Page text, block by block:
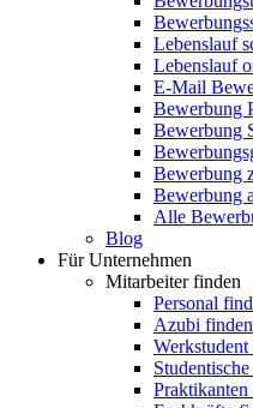
Lebenslauf
Lebenslauf
E-Mail
Bewerbung
Bewerbung
Bewerbung
Bewerbung
Alle
Blog
Für Unternehmen
Mitarbeiter finden
Personal
Azubi finden
Werkstudent
Praktikanten